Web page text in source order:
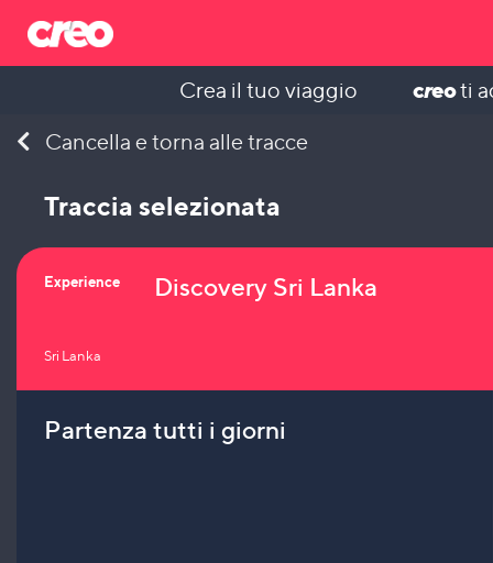
to
Crea il tuo viaggio
creoti
Cancella e torna alle tracce
Traccia selezionata
Experience
Sri Lanka
Discovery Sri Lanka
Partenza tutti i giorni